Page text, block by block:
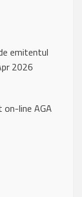
emitentul
2026
line AGA